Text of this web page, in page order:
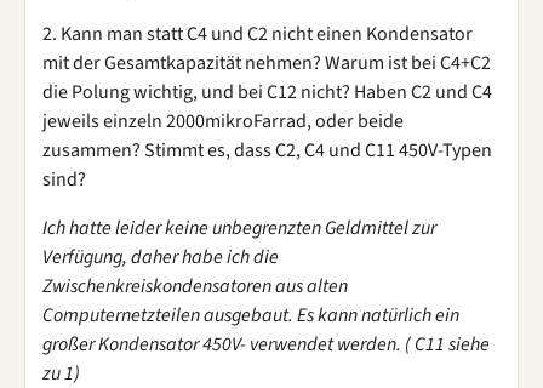
2. Kann man statt C4 und C2 nicht einen Kondensator
mit der Gesamtkapazität nehmen? Warum ist bei C4+C2
die Polung wichtig, und bei C12 nicht? Haben C2 und C4
jeweils einzeln 2000mikroFarrad, oder beide
zusammen? Stimmt es, dass C2, C4 und C11 450V-Typen
sind?
Ich hatte leider keine unbegrenzten Geldmittel zur
Verfügung, daher habe ich die
Zwischenkreiskondensatoren aus alten
Computernetzteilen ausgebaut. Es kann natürlich ein
großer Kondensator 450V- verwendet werden. ( C11 siehe
zu 1)